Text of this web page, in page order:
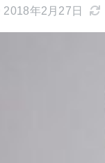
2018年2月27日